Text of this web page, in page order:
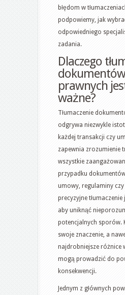
błędom w
podpowiemy, jak
odpowiedniego
zadania.
Dlaczego
dokumentów
prawnych
ważne?
Tłumaczenie
odgrywa niezwykle
każdej transakcji czy
zapewnia zrozumienie
wszystkie
przypadku
umowy, regulaminy czy
precyzyjne tłumaczenie
aby uniknąć
potencjalnych sporów.
swoje znaczenie, a
najdrobniejsze różnice
mogą prowadzić do
konsekwencji.
Jednym z głównych